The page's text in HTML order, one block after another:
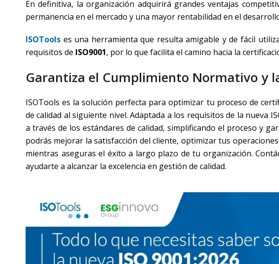
En definitiva, la organización adquirirá grandes ventajas
permanencia en el mercado y una mayor rentabilidad en el
ISOTools es una herramienta que resulta amigable y de fácil
requisitos de ISO9001, por lo que facilita el camino hacia la
Garantiza el Cumplimiento Normativo y
ISOTools es la solución perfecta para optimizar tu proceso de
de calidad al siguiente nivel. Adaptada a los requisitos de la nueva
a través de los estándares de calidad, simplificando el proceso y
podrás mejorar la satisfacción del cliente, optimizar tus
mientras aseguras el éxito a largo plazo de tu organización.
ayudarte a alcanzar la excelencia en gestión de calidad.